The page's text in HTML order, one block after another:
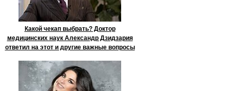
Какой чекап выбрать? Доктор
медицинских наук Александр Дзидзария
ответил на этот и другие важные вопросы